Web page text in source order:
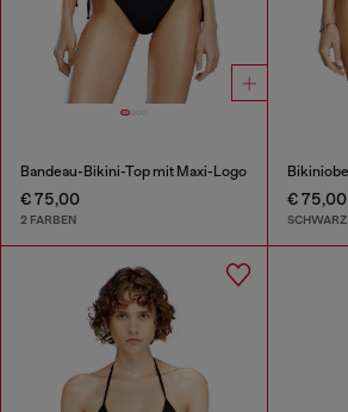
Bandeau-Bikini-Top mit Maxi-Logo
€ 75,00
2 FARBEN
€ 75,00
SCHWARZ